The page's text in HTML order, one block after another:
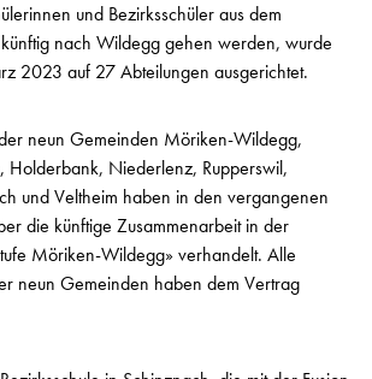
und Bezirksschüler aus dem
nach Wildegg gehen werden, wurde
2023 auf 27 Abteilungen ausgerichtet.
neun Gemeinden Möriken-Wildegg,
Holderbank, Niederlenz, Rupperswil,
und Veltheim haben in den vergangenen
die künftige Zusammenarbeit in der
Möriken-Wildegg» verhandelt. Alle
neun Gemeinden haben dem Vertrag